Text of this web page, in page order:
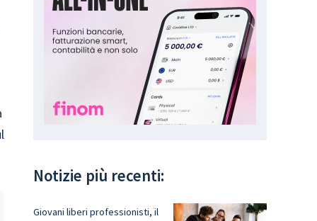
Notizie più recenti:
Giovani liberi professionisti, il